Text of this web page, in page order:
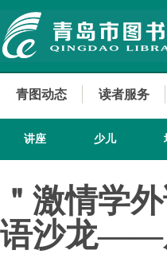
青图动态 读者服务
讲座 少儿
＂激情学
语沙龙——